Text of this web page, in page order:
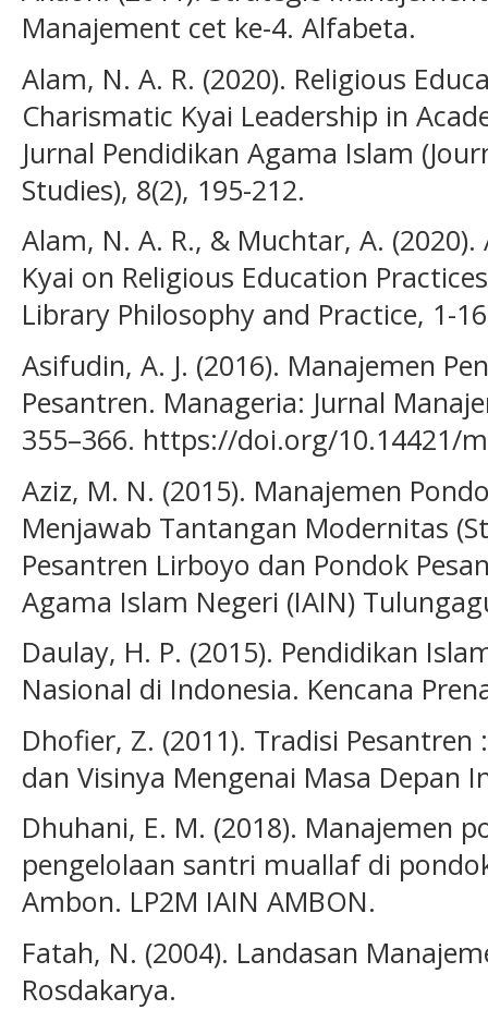
Manajement cet ke-4. Alfabeta.
Alam, N. A. R. (2020). Religious
Charismatic Kyai Leadership in
Jurnal Pendidikan Agama Islam
Studies), 8(2), 195-212.
Alam, N. A. R., & Muchtar, A.
Kyai on Religious Education
Library Philosophy and Practice, 1-
Asifudin, A. J. (2016). Manajemen
Pesantren. Manageria: Jurnal
355–366. https://doi.org/10.14421/
Aziz, M. N. (2015). Manajemen
Menjawab Tantangan Modernitas
Pesantren Lirboyo dan Pondok
Agama Islam Negeri (IAIN)
Daulay, H. P. (2015). Pendidikan
Nasional di Indonesia. Kencana
Dhofier, Z. (2011). Tradisi
dan Visinya Mengenai Masa Depan
Dhuhani, E. M. (2018). Manajemen
pengelolaan santri muallaf di
Ambon. LP2M IAIN AMBON.
Fatah, N. (2004). Landasan
Rosdakarya.